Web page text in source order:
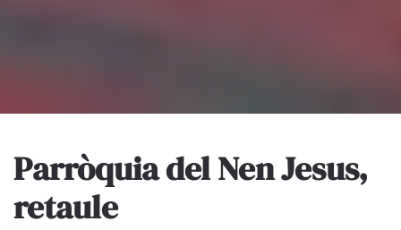
Parròquia del Nen Jesus,
retaule